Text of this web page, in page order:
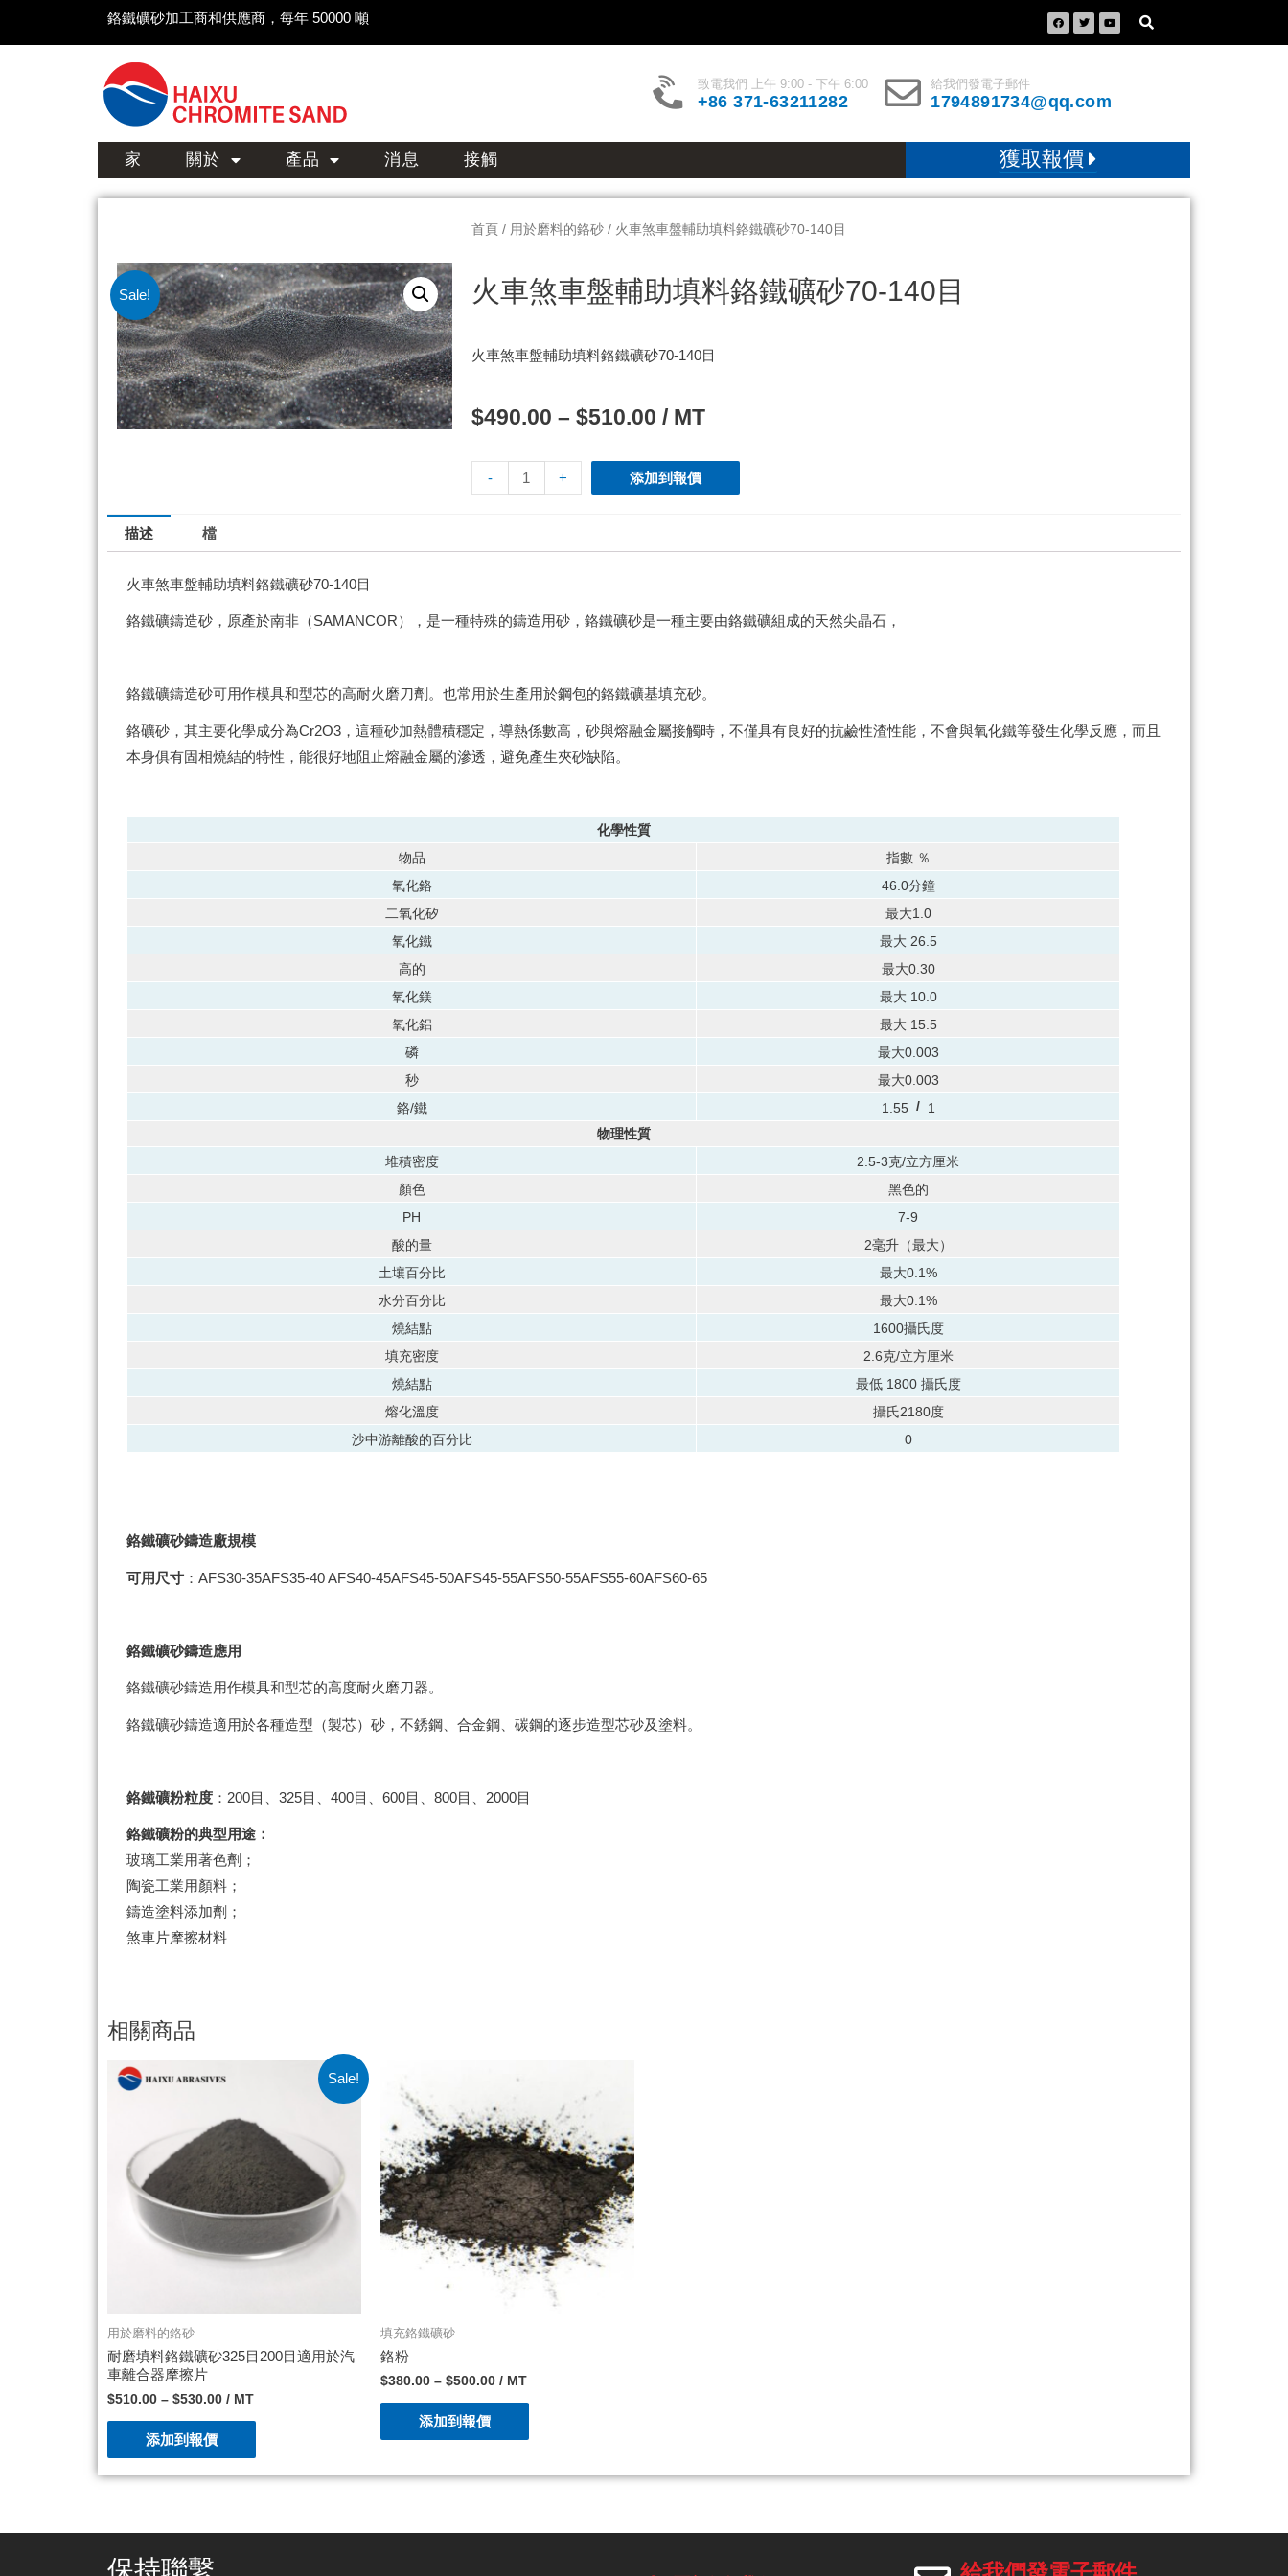
鉻鐵礦砂加工商和供應商，每年 50000 噸
致電我們 上午 9:00 - 下午 6:00
+86 371-63211282
給我們發電子郵件
1794891734@qq.com
家 關於 產品 消息 接觸 獲取報價
Sale!
首頁 / 用於磨料的鉻砂/ 火車煞車盤輔助填料鉻鐵礦砂70-140目
火車煞車盤輔助填料鉻鐵礦砂70-140目
火車煞車盤輔助填料鉻鐵礦砂70-140目
$490.00 – $510.00 / MT
- + 添加到報價
描述 檔
火車煞車盤輔助填料鉻鐵礦砂70-140目
鉻鐵礦鑄造砂，原產於南非（SAMANCOR），是一種特殊的鑄造用砂，鉻鐵礦砂是一種主要由鉻鐵礦組成的天然尖晶石，
鉻鐵礦鑄造砂可用作模具和型芯的高耐火磨刀劑。也常用於生產用於鋼包的鉻鐵礦基填充砂。
鉻礦砂，其主要化學成分為Cr2O3，這種砂加熱體積穩定，導熱係數高，砂與熔融金屬接觸時，不僅具有良好的抗鹼性渣性能，不會與氧化鐵等發生化學反應，而且
本身俱有固相燒結的特性，能很好地阻止熔融金屬的滲透，避免產生夾砂缺陷。
化學性質
物品
指數 ％
氧化鉻
46.0分鐘
二氧化矽
最大1.0
氧化鐵
最大 26.5
高的
最大0.30
氧化鎂
最大 10.0
氧化鋁
最大 15.5
磷
最大0.003
秒
最大0.003
鉻/鐵
1.55 / 1
物理性質
堆積密度
2.5-3克/立方厘米
顏色
黑色的
PH
7-9
酸的量
2毫升（最大）
土壤百分比
最大0.1%
水分百分比
最大0.1%
燒結點
1600攝氏度
填充密度
2.6克/立方厘米
燒結點
最低 1800 攝氏度
熔化溫度
攝氏2180度
沙中游離酸的百分比
0
鉻鐵礦砂鑄造廠規模
可用尺寸 ：AFS30-35AFS35-40 AFS40-45AFS45-50AFS45-55AFS50-55AFS55-60AFS60-65
鉻鐵礦砂鑄造應用
鉻鐵礦砂鑄造用作模具和型芯的高度耐火磨刀器。
鉻鐵礦砂鑄造適用於各種造型（製芯）砂，不銹鋼、合金鋼、碳鋼的逐步造型芯砂及塗料。
鉻鐵礦粉粒度 ：200目、325目、400目、600目、800目、2000目
鉻鐵礦粉的典型用途：
玻璃工業用著色劑；
陶瓷工業用顏料；
鑄造塗料添加劑；
煞車片摩擦材料
相關商品
Sale!
用於磨料的鉻砂
耐磨填料鉻鐵礦砂325目200目適用於汽
車離合器摩擦片
$510.00 – $530.00 / MT
添加到報價
填充鉻鐵礦砂
鉻粉
$380.00 – $500.00 / MT
添加到報價
保持聯繫